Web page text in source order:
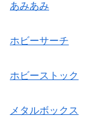
あみあみ
ホビーサーチ
ホビーストック
メタルボックス